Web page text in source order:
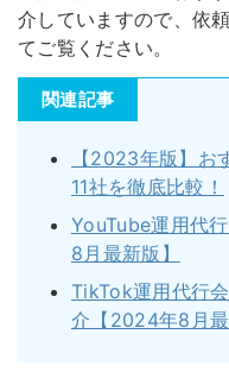
介していますので、依
てご覧ください。
関連記事
【2023年版】お
11社を徹底比較！
YouTube運用代
8月最新版】
TikTok運用代行
介【2024年8月最